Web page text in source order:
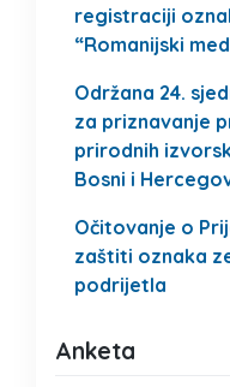
registraciji
“Romanijski
Održana 24.
za priznavanje
prirodnih
Bosni i
Očitovanje o
zaštiti oznaka
podrijetla
Anketa